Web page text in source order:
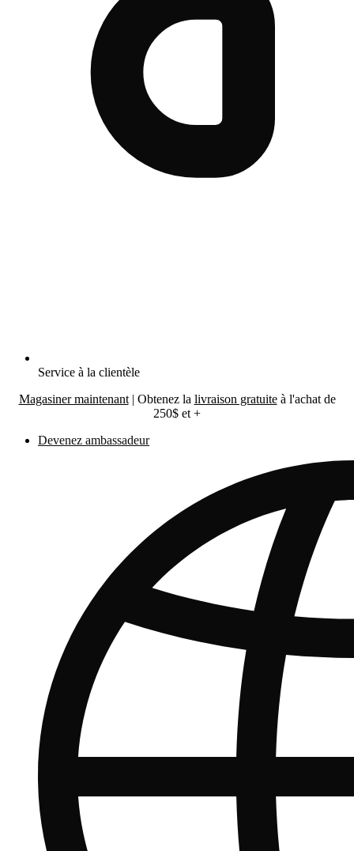
Service à la clientèle
Magasiner maintenant| Obtenez la livraison gratuiteà l'achat de
250$ et +
Devenez ambassadeur